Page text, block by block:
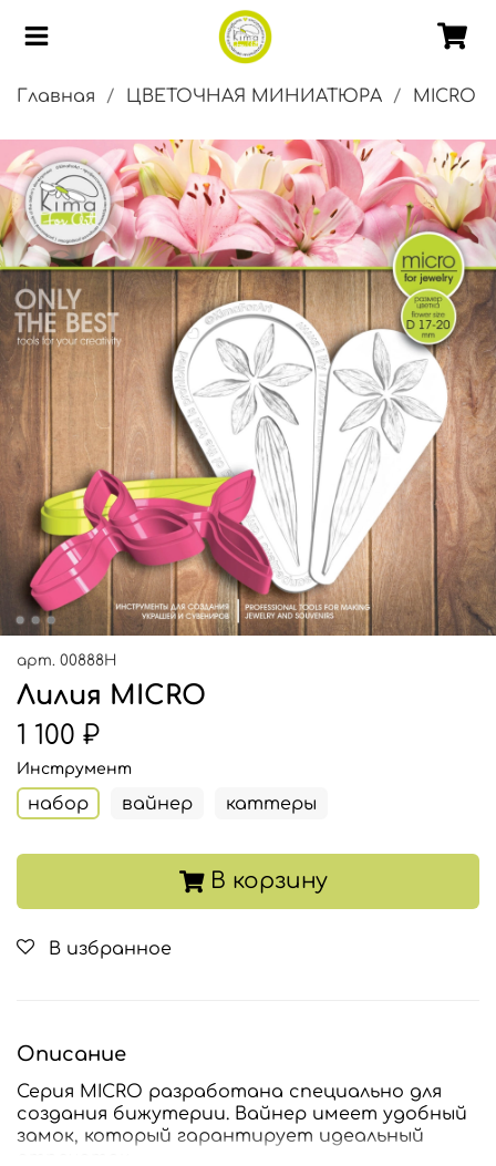
Главная ЦВЕТОЧНАЯ МИНИАТЮРА MICRO
арт. 00888Н
Лилия MICRO
1 100 ₽
Инструмент
набор вайнер каттеры
В корзину
В избранное
Описание
Серия MICRO разработана специально для
создания бижутерии. Вайнер имеет удобный
замок, который гарантирует идеальный